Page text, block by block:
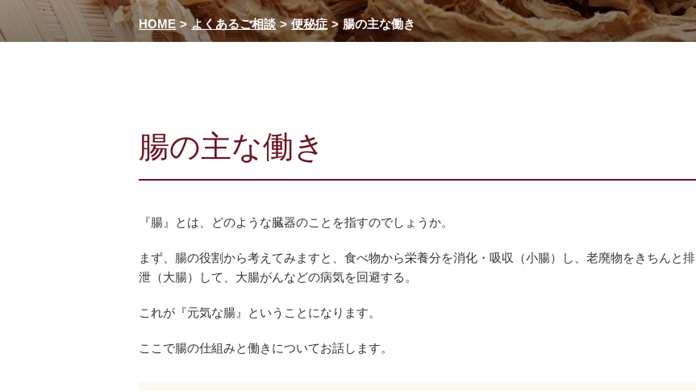
HOME よくあるご相談 便秘症 腸の主な働き
腸の主な働き
『腸』とは、どのような臓器のことを指すのでしょうか。
まず、腸の役割から考えてみますと、食べ物から栄養分を消化・吸収（小腸）し、老廃物をきちんと排
泄（大腸）して、大腸がんなどの病気を回避する。
これが『元気な腸』ということになります。
ここで腸の仕組みと働きについてお話します。